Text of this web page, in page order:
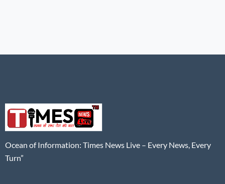
Ocean of Information: Times News Live – Every News, Every
Turn”